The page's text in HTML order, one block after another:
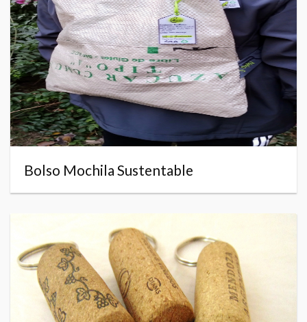
Bolso Mochila Sustentable